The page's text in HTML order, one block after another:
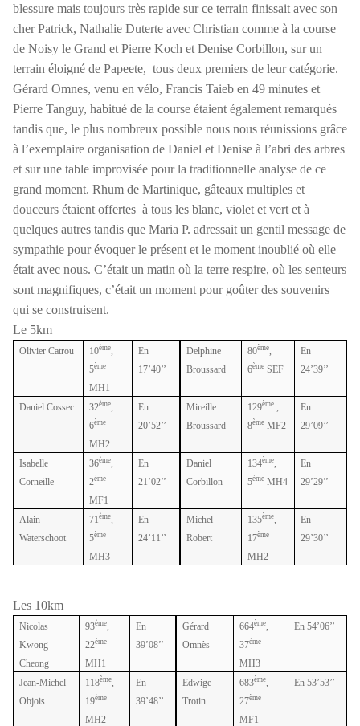
blessure mais toujours très rapide sur ce terrain finissait avec son
cher Patrick, Nathalie Duterte avec Christian comme à la course
de Noisy le Grand et Pierre Koch et Denise Corbillon, sur un
terrain éloigné de Papeete, tous deux premiers de leur catégorie.
Gérard Omnes, venu en vélo, Francis Taieb en 49 minutes et
Pierre Tanguy, habitué de la course étaient également remarqués
tandis que, le plus nombreux possible nous nous réunissions grâce
à l’exemplaire organisation de Daniel et Denise à l’abri des arbres
et sur une table improvisée pour la traditionnelle analyse de ce
grand moment. Rhum de Martinique, gâteaux multiples et
douceurs étaient offertes à tous les blanc, violet et vert et à
quelques autres tandis que Maria P. adressait un gentil message de
sympathie pour évoquer le présent et le moment inoublié où elle
était avec nous. C’était un matin où la terre respire, où les senteurs
sont magnifiques, c’était un moment pour goûter des souvenirs
qui se construisent.
Le 5km
Olivier Catrou 10ème,
5ème
MH1
En
17’40’’
Delphine
Broussard
80ème,
6ème SEF
En
24’39’’
Daniel Cossec 32ème,
6ème
MH2
En
20’52’’
Mireille
Broussard
129ème ,
8ème MF2
En
29’09’’
Isabelle
Corneille
36ème,
2ème
MF1
En
21’02’’
Daniel
Corbillon
134ème,
5ème MH4
En
29’29’’
Alain
Waterschoot
71ème,
5ème
MH3
En
24’11’’
Michel
Robert
135ème,
17ème
MH2
En
29’30’’
Les 10km
Nicolas
Kwong
Cheong
93ème
22ème
MH1
En
39’08’’
Gérard
Omnès
664ème
37ème
MH3
En 54’06’’
Jean-Michel
Objois
118ème
19ème
MH2
En
39’48’’
Edwige
Trotin
683ème
27ème
MF1
En 53’53’’